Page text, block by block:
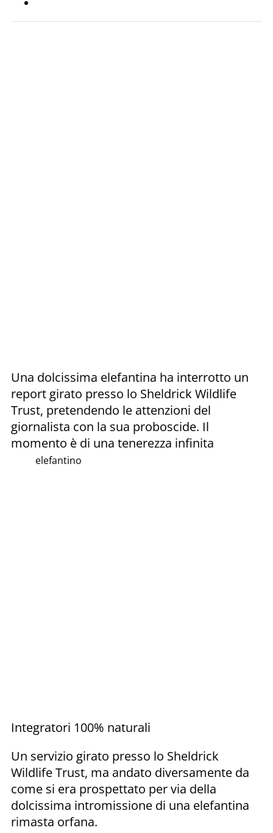
elefantino
Una dolcissima elefantina ha interrotto un
report girato presso lo Sheldrick Wildlife
Trust, pretendendo le attenzioni del
giornalista con la sua proboscide. Il
momento è di una tenerezza infinita
Integratori 100% naturali
Un servizio girato presso lo Sheldrick
Wildlife Trust, ma andato diversamente da
come si era prospettato per via della
dolcissima intromissione di una elefantina
rimasta orfana.